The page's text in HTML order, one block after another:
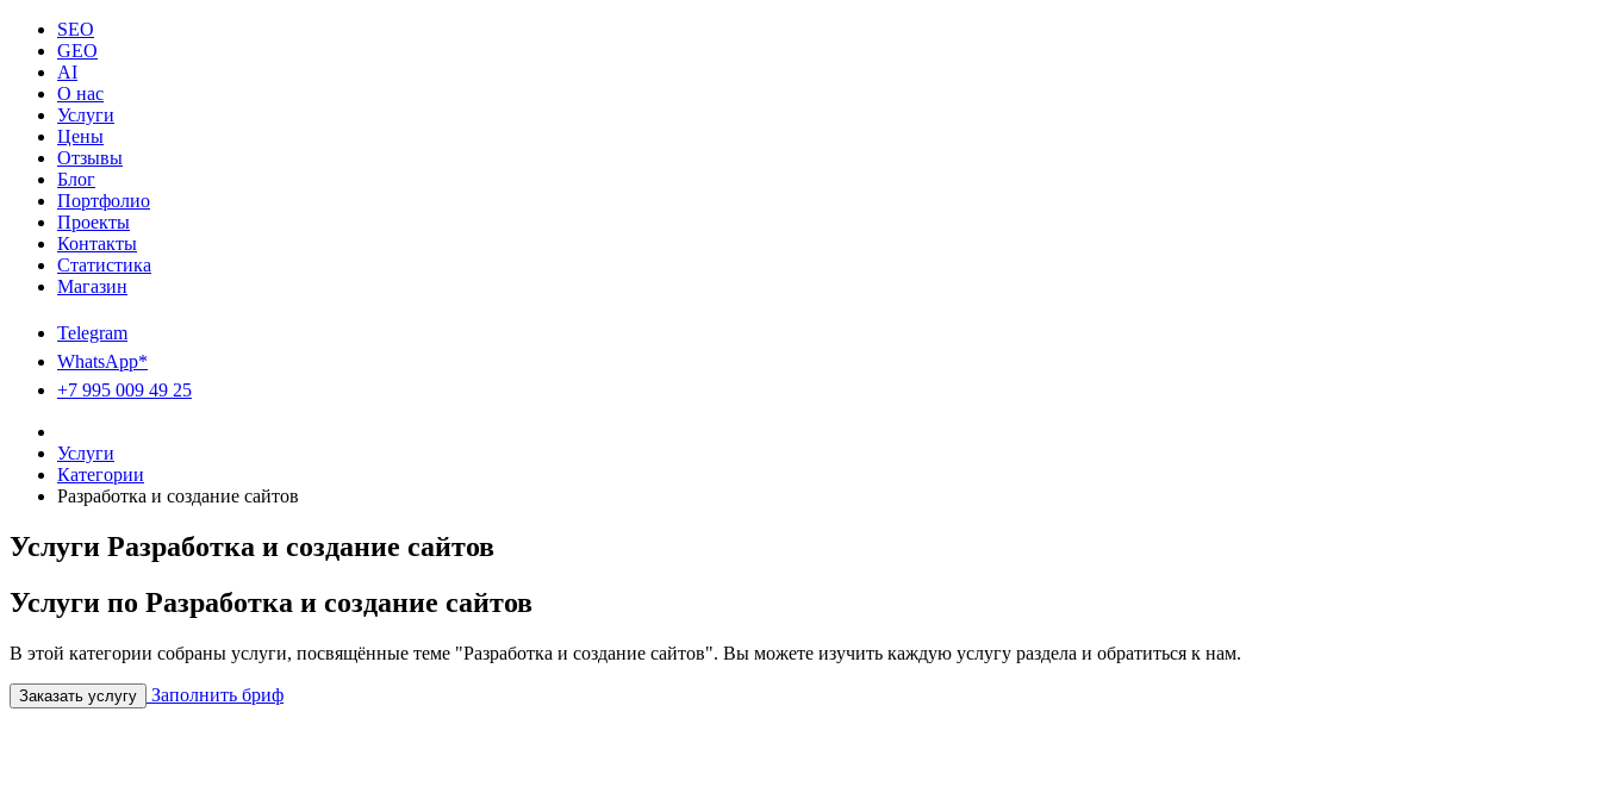
SEO
GEO
AI
О нас
Услуги
Цены
Отзывы
Блог
Портфолио
Проекты
Контакты
Статистика
Магазин
Telegram
WhatsApp*
+7 995 009 49 25
Услуги
Категории
Разработка и создание сайтов
Услуги Разработка и создание сайтов
Услуги по Разработка и создание сайтов
В этой категории собраны услуги, посвящённые теме "Разработка и создание сайтов". Вы можете изучить каждую услугу раздела и обратиться к нам.
Заказать услугу Заполнить бриф